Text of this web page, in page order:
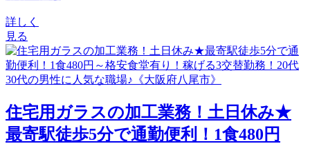
詳しく
見る
住宅用ガラスの加工業務！土日休み★
最寄駅徒歩5分で通勤便利！1食480円